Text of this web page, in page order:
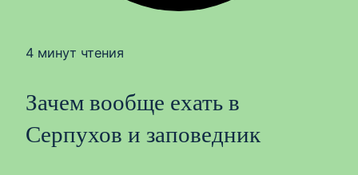
4 минут чтения
Зачем вообще ехать в
Серпухов и заповедник